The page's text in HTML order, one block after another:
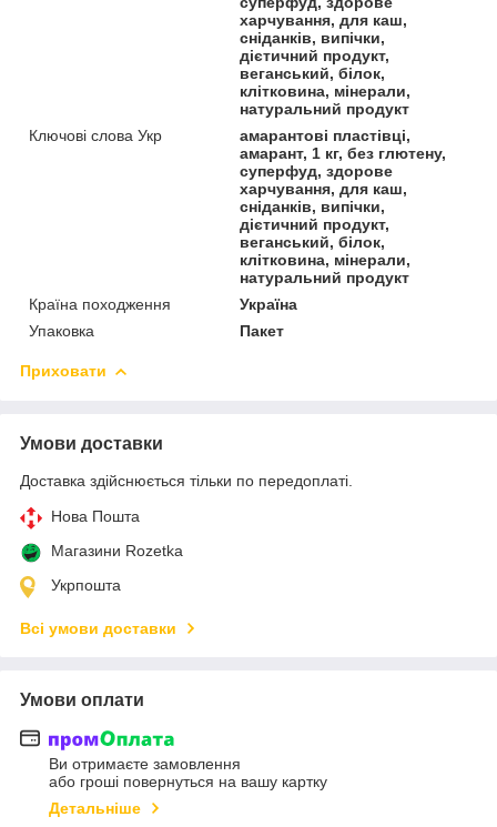
харчування, для каш,
сніданків, випічки,
дієтичний продукт,
веганський, білок,
клітковина, мінерали,
натуральний продукт
Ключові слова Укр
амарантові пластівці,
амарант, 1 кг, без глютену,
суперфуд, здорове
харчування, для каш,
сніданків, випічки,
дієтичний продукт,
веганський, білок,
клітковина, мінерали,
натуральний продукт
Країна походження
Україна
Упаковка
Пакет
Приховати
Умови доставки
Доставка здійснюється тільки по передоплаті.
Нова Пошта
Магазини Rozetka
Укрпошта
Всі умови доставки
Умови оплати
Ви отримаєте замовлення
або гроші повернуться на вашу картку
Детальніше